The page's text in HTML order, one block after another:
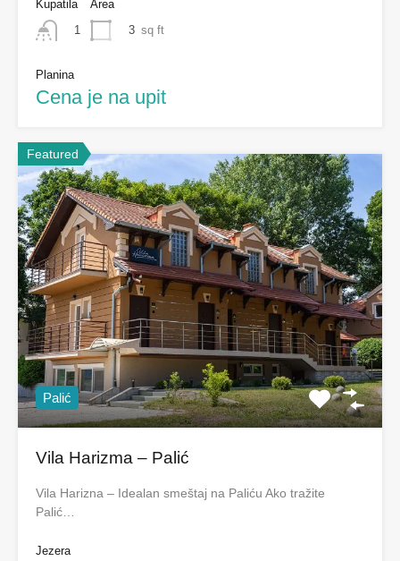
Kupatila
1
Area
3 sq ft
Planina
Cena je na upit
Featured
Palić
Vila Harizma – Palić
Vila Harizna – Idealan smeštaj na Paliću Ako tražite
Palić…
Jezera